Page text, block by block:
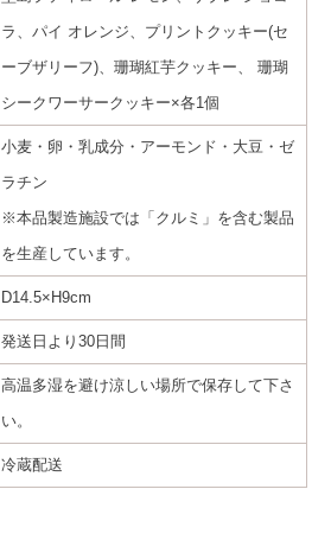
ラ、パイ オレンジ、プリントクッキー(セ
ーブザリーフ)、珊瑚紅芋クッキー、 珊瑚
シークワーサークッキー×各1個
小麦・卵・乳成分・アーモンド・大豆・ゼ
ラチン
※本品製造施設では「クルミ」を含む製品
を生産しています。
D14.5×H9cm
発送日より30日間
高温多湿を避け涼しい場所で保存して下さ
い。
冷蔵配送